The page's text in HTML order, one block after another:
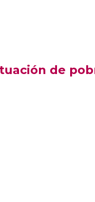
de